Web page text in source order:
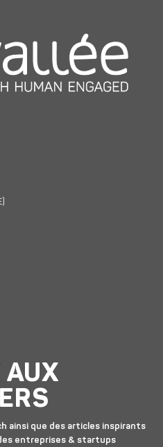
AUX
ainsi que des articles inspirants
entreprises & startups